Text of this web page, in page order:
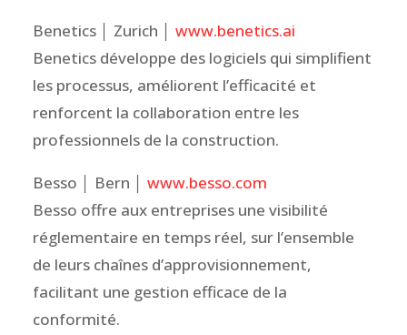
Benetics │ Zurich │ www.benetics.ai
Benetics développe des logiciels qui simplifient
les processus, améliorent l’efficacité et
renforcent la collaboration entre les
professionnels de la construction.
Besso │ Bern │ www.besso.com
Besso offre aux entreprises une visibilité
réglementaire en temps réel, sur l’ensemble
de leurs chaînes d’approvisionnement,
facilitant une gestion efficace de la
conformité.